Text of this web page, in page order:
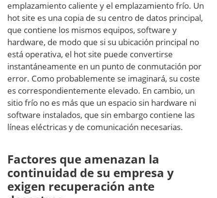
emplazamiento caliente y el emplazamiento frío. Un
hot site es una copia de su centro de datos principal,
que contiene los mismos equipos, software y
hardware, de modo que si su ubicación principal no
está operativa, el hot site puede convertirse
instantáneamente en un punto de conmutación por
error. Como probablemente se imaginará, su coste
es correspondientemente elevado. En cambio, un
sitio frío no es más que un espacio sin hardware ni
software instalados, que sin embargo contiene las
líneas eléctricas y de comunicación necesarias.
Factores que amenazan la
continuidad de su empresa y
exigen recuperación ante